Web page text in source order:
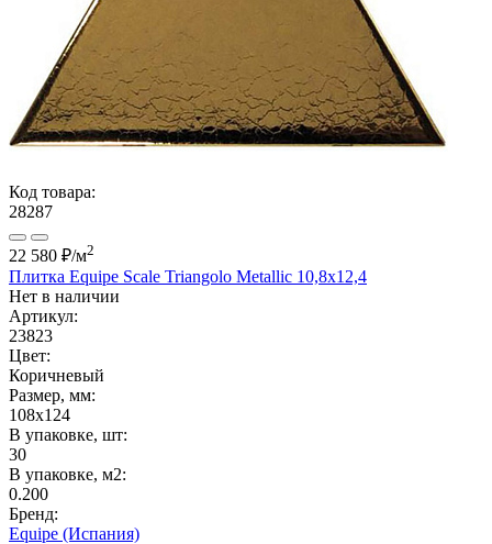
Код товара:
28287
22 580 ₽/м2
Плитка Equipe Scale Triangolo Metallic 10,8x12,4
Нет в наличии
Артикул:
23823
Цвет:
Коричневый
Размер, мм:
108x124
В упаковке, шт:
30
В упаковке, м2:
0.200
Бренд:
Equipe (Испания)